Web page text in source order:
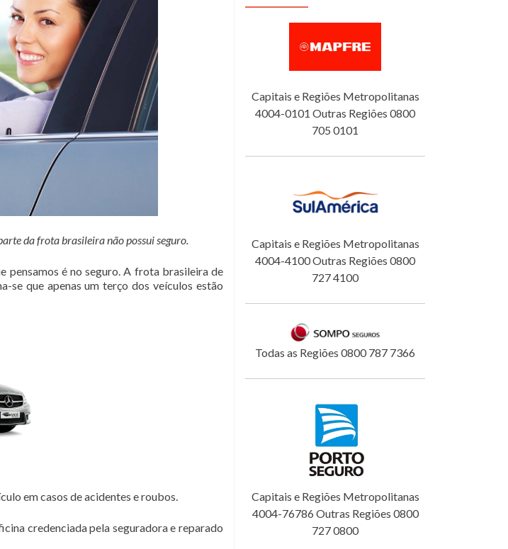
da frota brasileira não possui seguro.
pensamos é no seguro. A frota brasileira de
se que apenas um terço dos veículos estão
em casos de acidentes e roubos.
credenciada pela seguradora e reparado
Capitais e Regiões Metropolitanas
4004-0101 Outras Regiões 0800
705 0101
Capitais e Regiões Metropolitanas
4004-4100 Outras Regiões 0800
727 4100
Todas as Regiões 0800 787 7366
Capitais e Regiões Metropolitanas
4004-76786 Outras Regiões 0800
727 0800